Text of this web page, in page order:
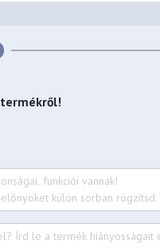
termékről!